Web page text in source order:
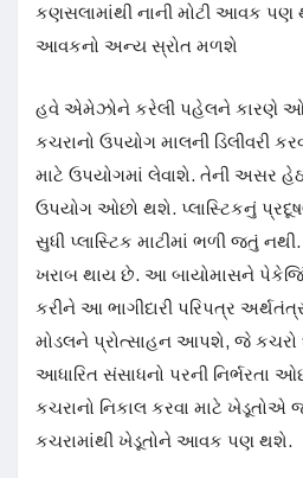
કણસલામાંથી નાની મોટી આવક
આવકનો અન્ય સ્રોત મળશે
હવે એમેઝોને કરેલી પહેલને કારણે
કચરાનો ઉપયોગ માલની ડિલીવરી
માટે ઉપયોગમાં લેવાશે. તેની અસર
ઉપયોગ ઓછો થશે. પ્લાસ્ટિકનું
સુધી પ્લાસ્ટિક માટીમાં ભળી જતું
ખરાબ થાય છે. આ બાયોમાસને
કરીને આ ભાગીદારી પરિપત્ર
મોડલને પ્રોત્સાહન આપશે, જે
આધારિત સંસાધનો પરની નિર્ભરતા
કચરાનો નિકાલ કરવા માટે ખેડૂતોએ
કચરામાંથી ખેડૂતોને આવક પણ થશે.